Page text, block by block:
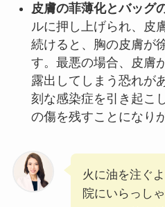
皮膚の菲薄化とバッグ
ルに押し上げられ、皮
続けると、胸の皮膚が
す。最悪の場合、皮膚
露出してしまう恐れが
刻な感染症を引き起こ
の傷を残すことになり
火に油を注ぐ
院にいらっし